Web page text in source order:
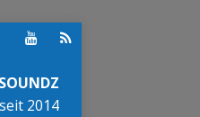
seit 2014